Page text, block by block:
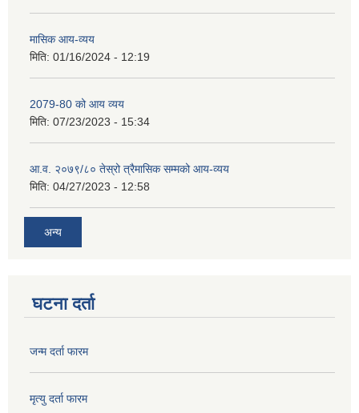
मासिक आय-व्यय
मिति: 01/16/2024 - 12:19
2079-80 को आय व्यय
मिति: 07/23/2023 - 15:34
आ.व. २०७९/८० तेस्रो त्रैमासिक सम्मको आय-व्यय
मिति: 04/27/2023 - 12:58
अन्य
घटना दर्ता
जन्म दर्ता फारम
मृत्यु दर्ता फारम